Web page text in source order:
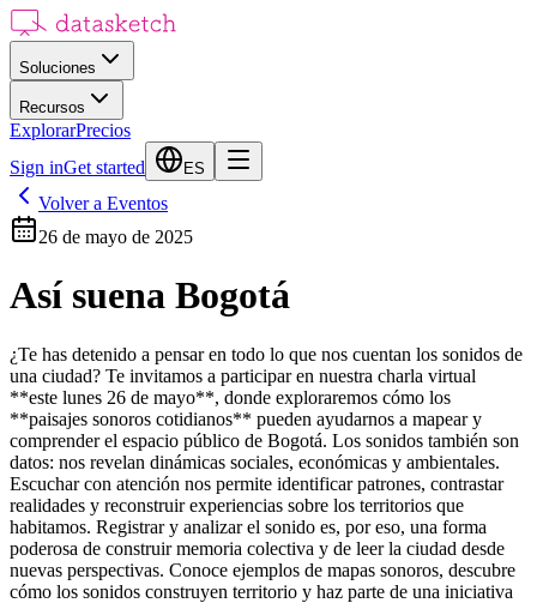
Soluciones
Recursos
ExplorarPrecios
Sign inGet started ES
Volver a Eventos
26 de mayo de 2025
Así suena Bogotá
¿Te has detenido a pensar en todo lo que nos cuentan los sonidos de
una ciudad? Te invitamos a participar en nuestra charla virtual
**este lunes 26 de mayo**, donde exploraremos cómo los
**paisajes sonoros cotidianos** pueden ayudarnos a mapear y
comprender el espacio público de Bogotá. Los sonidos también son
datos: nos revelan dinámicas sociales, económicas y ambientales.
Escuchar con atención nos permite identificar patrones, contrastar
realidades y reconstruir experiencias sobre los territorios que
habitamos. Registrar y analizar el sonido es, por eso, una forma
poderosa de construir memoria colectiva y de leer la ciudad desde
nuevas perspectivas. Conoce ejemplos de mapas sonoros, descubre
cómo los sonidos construyen territorio y haz parte de una iniciativa